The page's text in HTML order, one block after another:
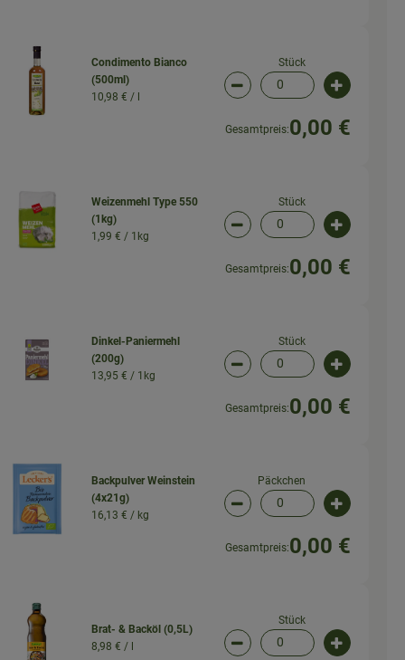
ändern
Condimento Bianco
(500ml)
10,98 € /
Stück
Artikelanzahl verringern
Gesamtpreis:0,00 €
ändern
Weizenmehl Type 550
(1kg)
1,99 € / 1kg
Stück
Artikelanzahl verringern
Gesamtpreis:0,00 €
ändern
Dinkel-Paniermehl
(200g)
13,95 € / 1kg
Stück
Artikelanzahl verringern
Gesamtpreis:0,00 €
ändern
Backpulver Weinstein
(4x21g)
16,13 € / kg
Päckchen
Artikelanzahl verringern
Gesamtpreis:0,00 €
ändern
Brat- & Backöl (0,5L)
8,98 € / l
Stück
Artikelanzahl verringern